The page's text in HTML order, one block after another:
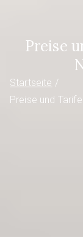
Preise
Startseite
Preise und